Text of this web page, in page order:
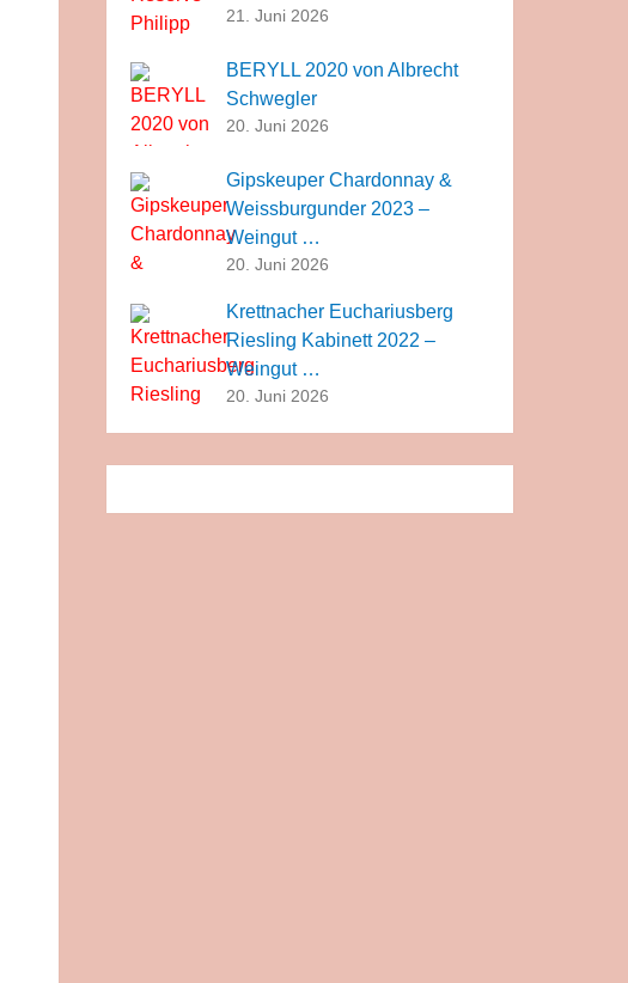
21. Juni 2026
BERYLL 2020 von Albrecht
Schwegler
20. Juni 2026
Gipskeuper Chardonnay &
Weissburgunder 2023 –
Weingut …
20. Juni 2026
Krettnacher Euchariusberg
Riesling Kabinett 2022 –
Weingut …
20. Juni 2026